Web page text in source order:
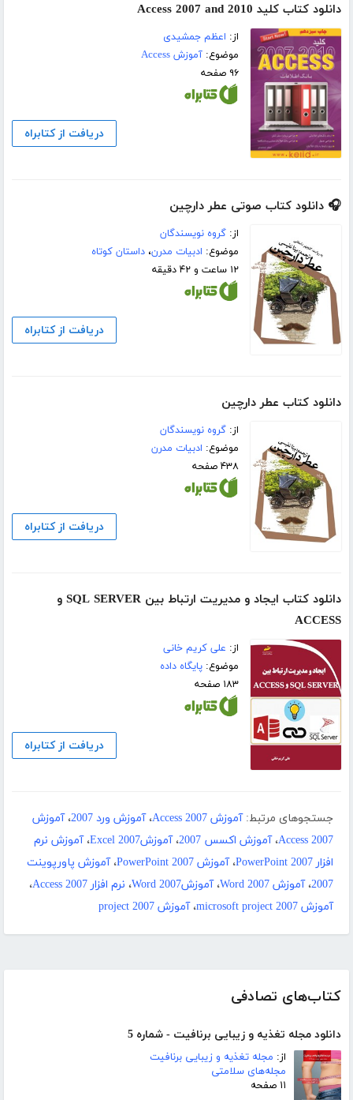
کتاب‌های تصادفی
دانلود مجله تغذیه و زیبایی برنافیت - شماره 5
از: مجله تغذیه و زیبایی برنافیت
مجله‌های سلامتی
۱۱ صفحه
دانلود کتاب کلید Access 2007 and 2010
از: اعظم جمشیدی
موضوع:آموزش Access
۹۶ صفحه
دریافت از کتابراه
🎧 دانلود کتاب صوتی عطر دارچین
از:گروه نویسندگان
موضوع: ادبیات مدرن،داستان کوتاه
۱۲ ساعت و ۴۲ دقیقه
دریافت از کتابراه
دانلود کتاب عطر دارچین
از:گروه نویسندگان
موضوع: ادبیات مدرن
۴۳۸ صفحه
دریافت از کتابراه
دانلود کتاب ایجاد و مدیریت ارتباط بین SQL SERVER و
ACCESS
از: علی کریم خانی
موضوع:پایگاه داده
۱۸۳ صفحه
دریافت از کتابراه
جستجوهای مرتبط: آموزش Access 2007 ،آموزش ورد 2007 ،آموزش
Access 2007،آموزش اکسس 2007 ،آموزشExcel 2007 ،آموزش نرم
افزار PowerPoint 2007
،آموزش PowerPoint 2007 ،آموزش پاورپوینت
2007،آموزش Word 2007 ،آموزشWord 2007 ، نرم افزار Access 2007
،
آموزش microsoft project 2007
،آموزش project 2007